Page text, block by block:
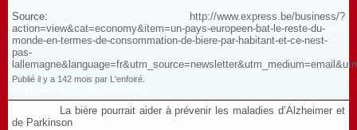
Source:
http://www.express.be/business/?
action=view&cat=economy&item=un-pays-europeen-bat-le-reste-du-
monde-en-termes-de-consommation-de-biere-par-habitant-et-ce-nest-
pas-
Publié il y a 142 mois par L'enfoiré.
La bière pourrait aider à prévenir les maladies d’Alzheimer et
de Parkinson